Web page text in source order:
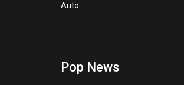
Auto
Pop News